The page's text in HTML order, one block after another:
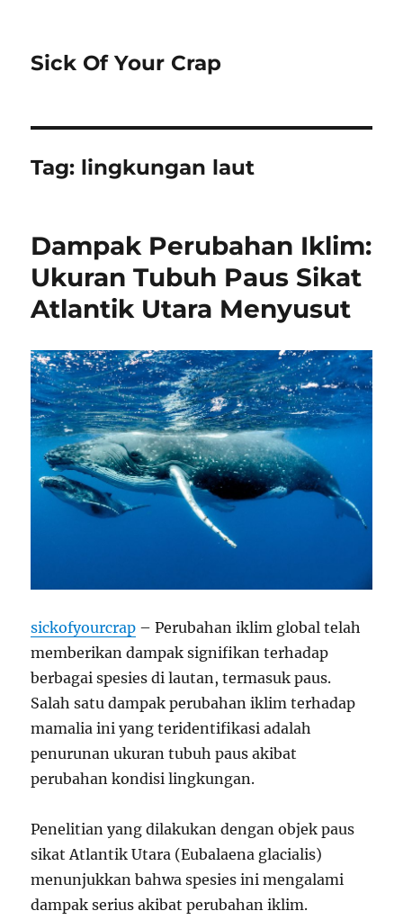
Sick Of Your Crap
Tag: lingkungan laut
Dampak Perubahan Iklim:
Ukuran Tubuh Paus Sikat
Atlantik Utara Menyusut
sickofyourcrap – Perubahan iklim global telah
memberikan dampak signifikan terhadap
berbagai spesies di lautan, termasuk paus.
Salah satu dampak perubahan iklim terhadap
mamalia ini yang teridentifikasi adalah
penurunan ukuran tubuh paus akibat
perubahan kondisi lingkungan.
Penelitian yang dilakukan dengan objek paus
sikat Atlantik Utara (Eubalaena glacialis)
menunjukkan bahwa spesies ini mengalami
dampak serius akibat perubahan iklim.